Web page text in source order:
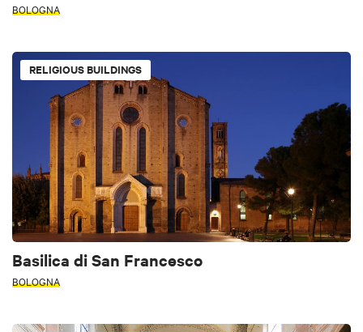
BOLOGNA
RELIGIOUS BUILDINGS
Basilica di San Francesco
BOLOGNA